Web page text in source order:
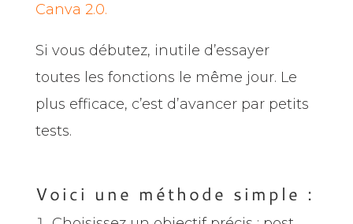
Canva 2.0.
Si vous débutez, inutile d’essayer
toutes les fonctions le même jour. Le
plus efficace, c’est d’avancer par petits
tests.
Voici une méthode simple :